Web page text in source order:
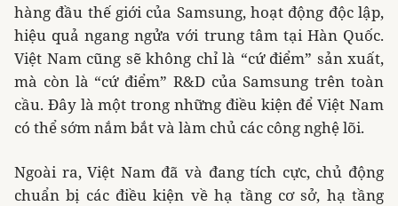
hàng đầu thế giới của Samsung, hoạt động độc lập,
hiệu quả ngang ngửa với trung tâm tại Hàn Quốc.
Việt Nam cũng sẽ không chỉ là “cứ điểm” sản xuất,
mà còn là “cứ điểm” R&D của Samsung trên toàn
cầu. Đây là một trong những điều kiện để Việt Nam
có thể sớm nắm bắt và làm chủ các công nghệ lõi.
Ngoài ra, Việt Nam đã và đang tích cực, chủ động
chuẩn bị các điều kiện về hạ tầng cơ sở, hạ tầng